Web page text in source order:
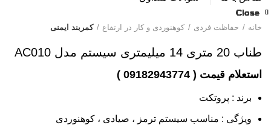
خانه حفاظت فردی کوهنوردی و کار در ارتفاع کمربند ایمنی
طناب 20 متری 14 میلیمتری سیستم مدل AC010
برند : پروتکت
ویژگی : مناسب سیستم ترمز ، صیادی ، کوهنوردی
Close
Close
Close
Close
Close
Close
Close
Close